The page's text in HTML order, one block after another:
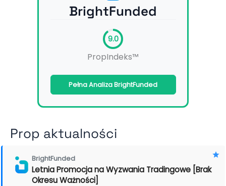
BrightFunded
9.0
PropIndeks™
Pełna Analiza BrightFunded
Prop aktualności
BrightFunded
Letnia Promocja na Wyzwania Tradingowe [Brak
Okresu Ważności]